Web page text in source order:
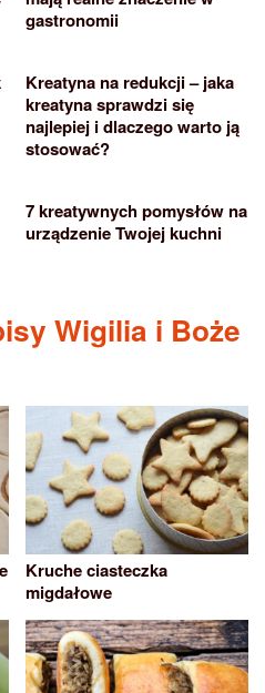
gastronomii
Kreatyna na redukcji – jaka
kreatyna sprawdzi się
najlepiej i dlaczego warto ją
stosować?
7 kreatywnych pomysłów na
urządzenie Twojej kuchni
Wigilia i Boże
Kruche ciasteczka
migdałowe